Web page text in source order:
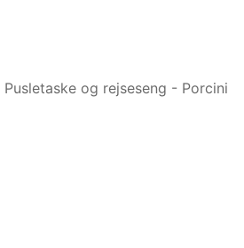
og rejseseng - Porcini